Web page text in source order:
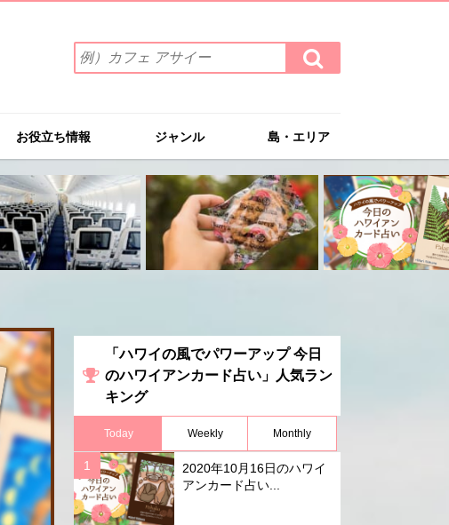
索
ワ
を
入
力
(例）
カ
フ
ェ
イ
検
索
す
お役立ち情報 ジャンル 島・エリア
「ハワイの風でパワーアップ 今日
のハワイアンカード占い」人気ラン
キング
Today Weekly Monthly
2020年10月16日のハワイ
アンカード占い...